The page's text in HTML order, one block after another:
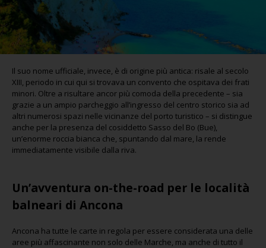
Il suo nome ufficiale, invece, è di origine più antica: risale al secolo
XIII, periodo in cui qui si trovava un convento che ospitava dei frati
minori. Oltre a risultare ancor più comoda della precedente – sia
grazie a un ampio parcheggio all’ingresso del centro storico sia ad
altri numerosi spazi nelle vicinanze del porto turistico – si distingue
anche per la presenza del cosiddetto Sasso del Bo (Bue),
un’enorme roccia bianca che, spuntando dal mare, la rende
immediatamente visibile dalla riva.
Un’avventura on-the-road per le località
balneari di Ancona
Ancona ha tutte le carte in regola per essere considerata una delle
aree più affascinante non solo delle Marche, ma anche di tutto il